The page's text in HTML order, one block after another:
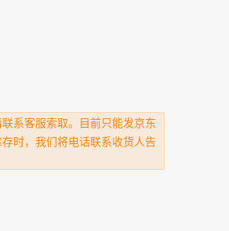
系客服索取。目前只能发京东
时，我们将电话联系收货人告